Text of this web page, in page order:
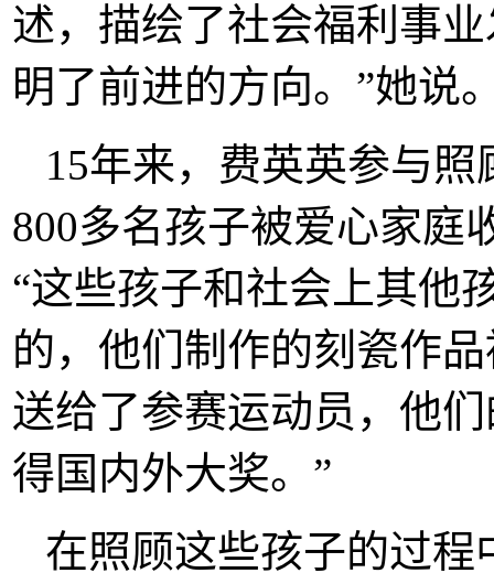
述，描绘了社会福利事
明了前进的方向。”她说
15年来，费英英参与
800多名孩子被爱心家庭
“这些孩子和社会上其他
的，他们制作的刻瓷作
送给了参赛运动员，他
得国内外大奖。”
在照顾这些孩子的过